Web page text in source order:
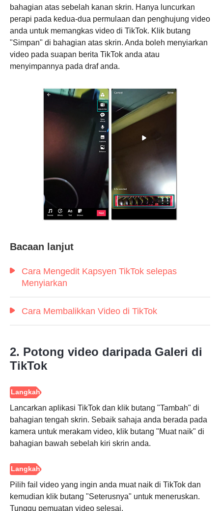
Langkah
bahagian atas sebelah kanan skrin. Hanya luncurkan
perapi pada kedua-dua permulaan dan penghujung video
anda untuk memangkas video di TikTok. Klik butang
"Simpan" di bahagian atas skrin. Anda boleh menyiarkan
video pada suapan berita TikTok anda atau
menyimpannya pada draf anda.
Bacaan lanjut
Cara Mengedit Kapsyen TikTok selepas
Menyiarkan
Cara Membalikkan Video di TikTok
2. Potong video daripada Galeri di
TikTok
Lancarkan aplikasi TikTok dan klik butang "Tambah" di
bahagian tengah skrin. Sebaik sahaja anda berada pada
kamera untuk merakam video, klik butang "Muat naik" di
bahagian bawah sebelah kiri skrin anda.
Pilih fail video yang ingin anda muat naik di TikTok dan
kemudian klik butang "Seterusnya" untuk meneruskan.
Tunggu pemuatan video selesai.